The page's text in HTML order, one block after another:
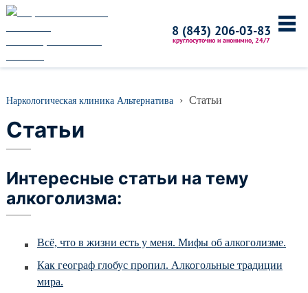
8 (843) 206-03-83
круглосуточно и анонимно, 24/7
Главная
Лицензии и сертификаты
Фотогалерея
Видео
СМИ о нас
Услуги
Лечение алкоголизма
Вывод из запоя
Кодирование от алкоголизма
Наркологическая клиника Альтернатива › Статьи
Статьи
Интересные статьи на тему
алкоголизма:
Всё, что в жизни есть у меня. Мифы об алкоголизме.
Как географ глобус пропил. Алкогольные традиции
мира.